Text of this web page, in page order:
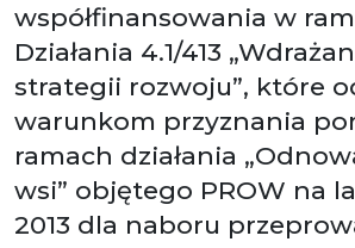
współfinansowania w
Działania 4.1/413
strategii rozwoju”, które
warunkom przyznania
ramach działania
wsi” objętego PROW na
2013 dla naboru